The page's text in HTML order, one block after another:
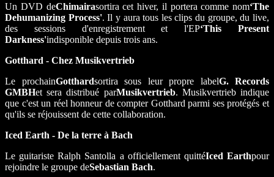
Un DVD deChimairasortira cet hiver, il portera comme nom‘The
Dehumanizing Process'. Il y aura tous les clips du groupe, du live,
des sessions d'enregistrement et l'EP‘This Present
Darkness'indisponible depuis trois ans.
Gotthard - Chez Musikvertrieb
Le prochainGotthardsortira sous leur propre labelG. Records
GMBHet sera distribué parMusikvertrieb. Musikvertrieb indique
que c'est un réel honneur de compter Gotthard parmi ses protégés et
qu'ils se réjouissent de cette collaboration.
Iced Earth - De la terre à Bach
Le guitariste Ralph Santolla a officiellement quittéIced Earthpour
rejoindre le groupe deSebastian Bach.